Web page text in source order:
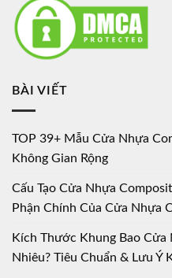
BÀI VIẾT
TOP 39+ Mẫu Cửa Nhựa
Không Gian Rộng
Cấu Tạo Cửa Nhựa
Phận Chính Của Cửa Nhựa
Kích Thước Khung Bao Cửa
Nhiêu? Tiêu Chuẩn & Lưu Ý